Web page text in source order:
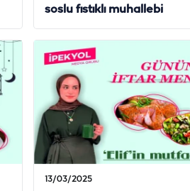
soslu fıstıklı muhallebi
13/03/2025